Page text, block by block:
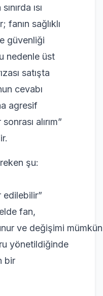
ısı
fanın sağlıklı
güvenliği
nedenle üst
satışta
cevabı
agresif
alırım”
şu:
edilebilir”
fan,
ve değişimi
yönetildiğinde
bir